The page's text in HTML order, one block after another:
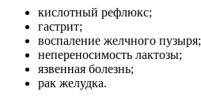
кислотный рефлюкс;
гастрит;
воспаление желчного пузыря;
непереносимость лактозы;
язвенная болезнь;
рак желудка.